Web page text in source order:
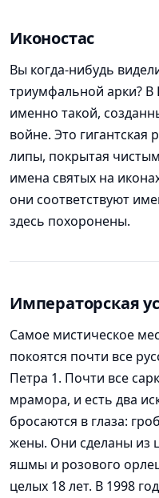
Иконостас
Вы когда-нибудь
триумфальной арки?
именно такой,
войне. Это гигантская
липы, покрытая
имена святых на
они соответствуют
здесь похоронены.
Императорская
Самое мистическое
покоятся почти все
Петра 1. Почти все
мрамора, и есть два
бросаются в глаза:
жены. Они сделаны из
яшмы и розового
целых 18 лет. В 1998